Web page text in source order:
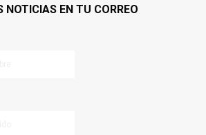
NOTICIAS EN TU CORREO